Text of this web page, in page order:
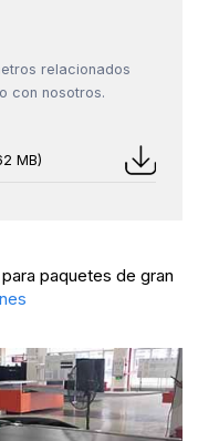
relacionados
con nosotros.
MB)
paquetes de gran